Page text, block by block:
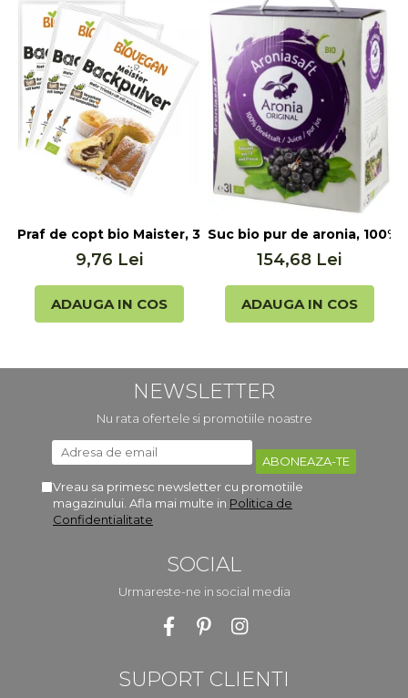
Praf de copt bio Maister, 3x17g Biovegan
9,76 Lei
ADAUGA IN COS
Suc bio pur de aronia, 100%
154,68 Lei
ADAUGA IN COS
NEWSLETTER
Nu rata ofertele si promotiile noastre
Vreau sa primesc newsletter cu promotiile
magazinului. Afla mai multe in Politica de
Confidentialitate
SOCIAL
Urmareste-ne in social media
SUPORT CLIENTI